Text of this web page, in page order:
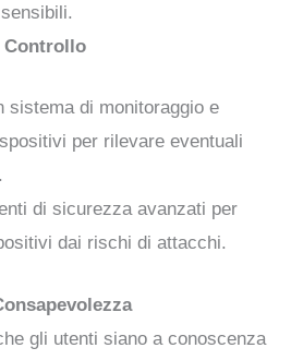
Controllo
sistema di monitoraggio e
per rilevare eventuali
di sicurezza avanzati per
dai rischi di attacchi.
gli utenti siano a conoscenza